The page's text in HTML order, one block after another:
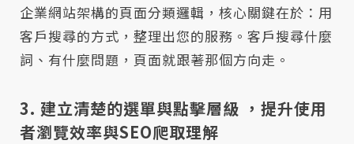
企業網站架構的頁面分類邏輯，核心關鍵在於：用
客戶搜尋的方式，整理出您的服務。客戶搜尋什麼
詞、有什麼問題，頁面就跟著那個方向走。
3. 建立清楚的選單與點擊層級 ，提升使用
者瀏覽效率與SEO爬取理解